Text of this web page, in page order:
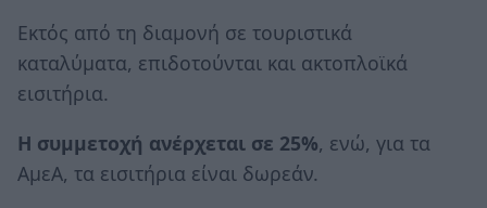
Εκτός από τη διαμονή σε τουριστικά
καταλύματα, επιδοτούνται και ακτοπλοϊκά
εισιτήρια.
Η συμμετοχή ανέρχεται σε 25%, ενώ, για τα
ΑμεΑ, τα εισιτήρια είναι δωρεάν.